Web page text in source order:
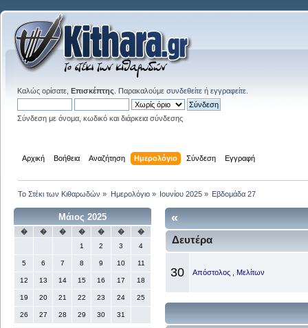
Καλώς ορίσατε, Επισκέπτης . Παρακαλούμε συνδεθείτε ή εγγραφείτε
Σύνδεση με όνομα, κωδικό και διάρκεια σύνδεσης
Αρχική Βοήθεια Αναζήτηση Ημερολόγιο Σύνδεση Εγγραφή
Το Στέκι των Κιθαρωδών » Ημερολόγιο» Ιουνίου 2025» Εβδομάδα 27
Μάιος 2025
� � � � � �
�
1
2 3 4
5 6 7 8 9 10 11
12 13 14 15 16 17 18
19 20 21 22 23 24 25
26 27 28 29 30 31
«
Δευτέρα
30 Απόστολος , Μελίτων